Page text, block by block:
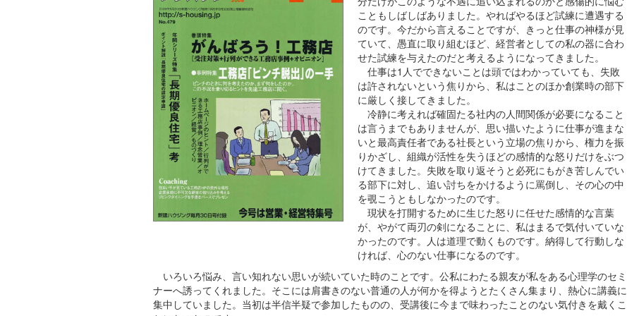
こともしばしばありました。やればやるほど試練に遭遇する
のです。今だから言えることですが、きっと仕事の神様が見
ていて、愚直に取り組むほど、経営者としての私の器に合わ
せた試練を与えたのだと考えるようになってきました。
仕事は1人でできないことは頭ではわかっていても、失敗
は許されないという焦りから、私はことのほか創業時の部下
に厳しく接してきました。
冷静に考えれば確固たる社内の人間関係が必要になること
は言うまでもありませんが、思い描いたように仕事が進まな
いと最高責任者である社長という立場の焦りから、権力を振
りかざし、組織が活性を失うほどの感情的な怒りだけをぶつ
けてきました。失敗を取り返そうと必死にもがき苦しんでい
る部下に対し、追い討ちをかけるように罵倒し、その心の中
を覗こうともしなかったのです。
現状を打開するために生じた怒りに任せた感情的な言葉
が、やがて両刃の剣になることに、私はまるで気付いていな
かったのです。人は道理で動くものです。納得して行動しな
ければ、心のない仕事になるのです。
いろいろ悩み、言い知れない思いが続いていた時のことです。公私にわたる親友が私をある心理学のセミ
ナーへ誘ってくれました。そこには肩書きのない普通の人が何かを得ようとたくさん集まり、熱心に講義に
集中していました。当初は半信半疑で参加したものの、受講後に今まで味わったことのない気付きを戴くこ